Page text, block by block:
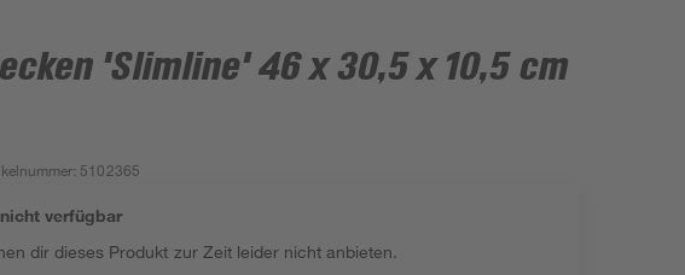
'Slimline' 46 x 30,5 x 10,5 cm
: 5102365
verfügbar
dir dieses Produkt zur Zeit leider nicht anbieten.